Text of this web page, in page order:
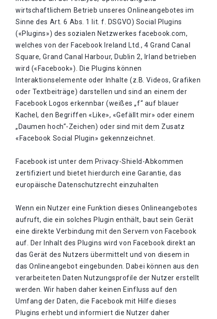
wirtschaftlichem Betrieb unseres Onlineangebotes im
Sinne des Art. 6 Abs. 1 lit. f. DSGVO) Social Plugins
(«Plugins») des sozialen Netzwerkes facebook.com,
welches von der Facebook Ireland Ltd., 4 Grand Canal
Square, Grand Canal Harbour, Dublin 2, Irland betrieben
wird («Facebook»). Die Plugins können
Interaktionselemente oder Inhalte (z.B. Videos, Grafiken
oder Textbeiträge) darstellen und sind an einem der
Facebook Logos erkennbar (weißes „f“ auf blauer
Kachel, den Begriffen «Like», «Gefällt mir» oder einem
„Daumen hoch“-Zeichen) oder sind mit dem Zusatz
«Facebook Social Plugin» gekennzeichnet.
Facebook ist unter dem Privacy-Shield-Abkommen
zertifiziert und bietet hierdurch eine Garantie, das
europäische Datenschutzrecht einzuhalten
Wenn ein Nutzer eine Funktion dieses Onlineangebotes
aufruft, die ein solches Plugin enthält, baut sein Gerät
eine direkte Verbindung mit den Servern von Facebook
auf. Der Inhalt des Plugins wird von Facebook direkt an
das Gerät des Nutzers übermittelt und von diesem in
das Onlineangebot eingebunden. Dabei können aus den
verarbeiteten Daten Nutzungsprofile der Nutzer erstellt
werden. Wir haben daher keinen Einfluss auf den
Umfang der Daten, die Facebook mit Hilfe dieses
Plugins erhebt und informiert die Nutzer daher